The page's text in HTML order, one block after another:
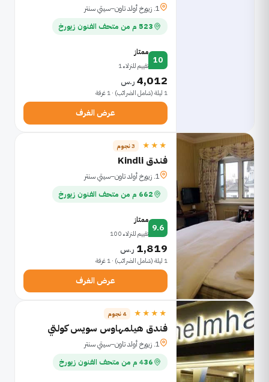
1. زيورخ أولد تاون–سيتي سنتر
523 م من متحف الفنون زيورخ
10
ممتاز
تقييم للنزلاء 1
4,012 ر.س
1 ليلة (شامل الضرائب) · 1 غرفة
عرض الغرف
★★★ 3 نجوم
فندق Kindli
1. زيورخ أولد تاون–سيتي سنتر
662 م من متحف الفنون زيورخ
9.6
ممتاز
تقييم للنزلاء 100
1,819 ر.س
1 ليلة (شامل الضرائب) · 1 غرفة
عرض الغرف
★★★★ 4 نجوم
فندق هيلمهاوس سويس كولتي
1. زيورخ أولد تاون–سيتي سنتر
436 م من متحف الفنون زيورخ